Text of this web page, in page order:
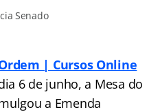
Senado
| Cursos Online
6 de junho, a Mesa do
a Emenda